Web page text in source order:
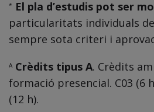
* El pla d’estudis pot ser
particularitats individuals
sempre sota criteri i
A Crèdits tipus A. Crèdits
formació presencial. C03 (6
(12 h).